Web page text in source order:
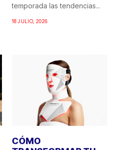
temporada las tendencias...
18 JULIO, 2026
CÓMO